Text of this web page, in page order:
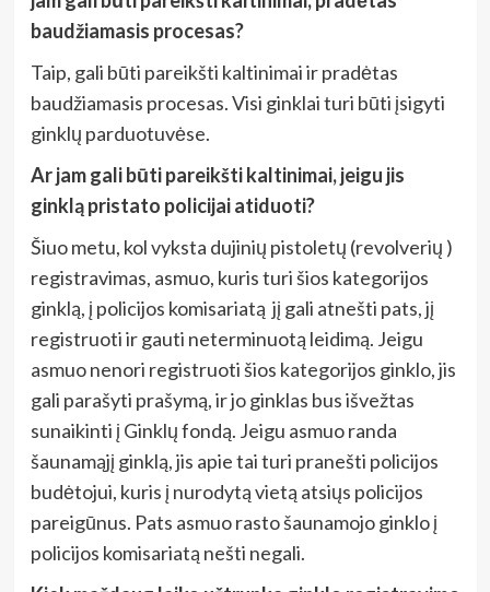
baudžiamasis procesas?
Taip, gali būti pareikšti kaltinimai ir pradėtas
baudžiamasis procesas. Visi ginklai turi būti įsigyti
ginklų parduotuvėse.
Ar jam gali būti pareikšti kaltinimai, jeigu jis
ginklą pristato policijai atiduoti?
Šiuo metu, kol vyksta dujinių pistoletų (revolverių )
registravimas, asmuo, kuris turi šios kategorijos
ginklą, į policijos komisariatą jį gali atnešti pats, jį
registruoti ir gauti neterminuotą leidimą. Jeigu
asmuo nenori registruoti šios kategorijos ginklo, jis
gali parašyti prašymą, ir jo ginklas bus išvežtas
sunaikinti į Ginklų fondą. Jeigu asmuo randa
šaunamąjį ginklą, jis apie tai turi pranešti policijos
budėtojui, kuris į nurodytą vietą atsiųs policijos
pareigūnus. Pats asmuo rasto šaunamojo ginklo į
policijos komisariatą nešti negali.